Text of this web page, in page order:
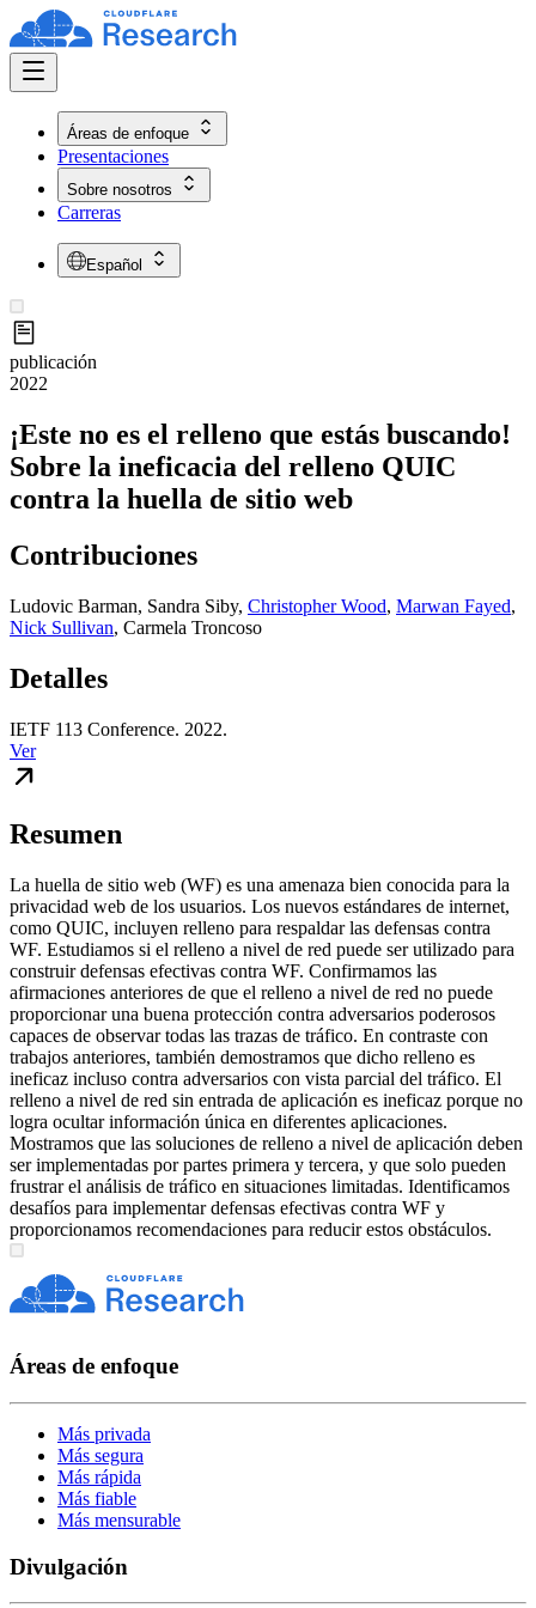
Áreas de enfoque
Presentaciones
Sobre nosotros
Carreras
Español
publicación
2022
¡Este no es el relleno que estás buscando!
Sobre la ineficacia del relleno QUIC
contra la huella de sitio web
Contribuciones
Ludovic Barman, Sandra Siby, Christopher Wood, Marwan Fayed,
Nick Sullivan, Carmela Troncoso
Detalles
IETF 113 Conference. 2022.
Ver
Resumen
La huella de sitio web (WF) es una amenaza bien conocida para la
privacidad web de los usuarios. Los nuevos estándares de internet,
como QUIC, incluyen relleno para respaldar las defensas contra
WF. Estudiamos si el relleno a nivel de red puede ser utilizado para
construir defensas efectivas contra WF. Confirmamos las
afirmaciones anteriores de que el relleno a nivel de red no puede
proporcionar una buena protección contra adversarios poderosos
capaces de observar todas las trazas de tráfico. En contraste con
trabajos anteriores, también demostramos que dicho relleno es
ineficaz incluso contra adversarios con vista parcial del tráfico. El
relleno a nivel de red sin entrada de aplicación es ineficaz porque no
logra ocultar información única en diferentes aplicaciones.
Mostramos que las soluciones de relleno a nivel de aplicación deben
ser implementadas por partes primera y tercera, y que solo pueden
frustrar el análisis de tráfico en situaciones limitadas. Identificamos
desafíos para implementar defensas efectivas contra WF y
proporcionamos recomendaciones para reducir estos obstáculos.
Áreas de enfoque
Más privada
Más segura
Más rápida
Más fiable
Más mensurable
Divulgación